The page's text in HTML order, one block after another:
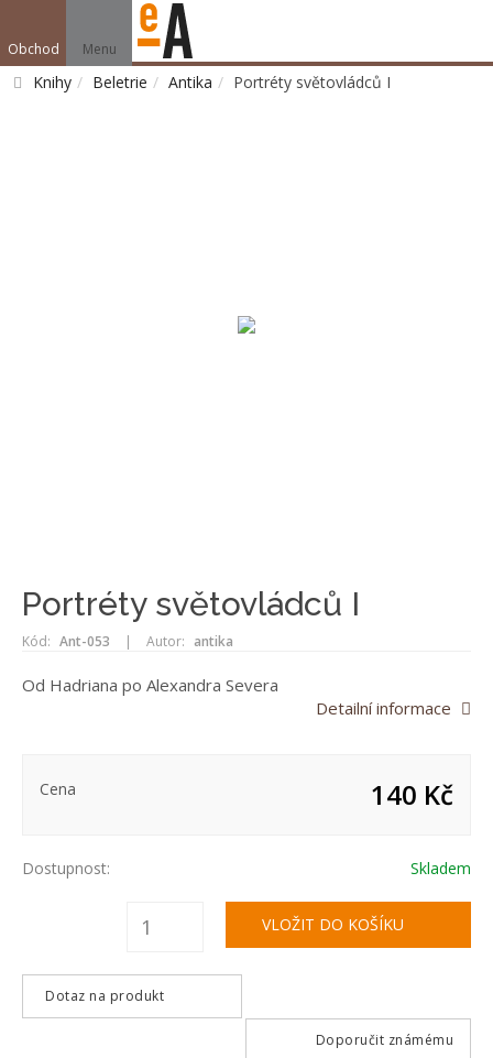
Obchod Menu
Knihy Beletrie Antika Portréty světovládců I
Portréty světovládců I
Kód: Ant-053 | Autor: antika
Od Hadriana po Alexandra Severa
Detailní informace
Cena 140 Kč
Dostupnost: Skladem
Dotaz na produkt
Doporučit známému